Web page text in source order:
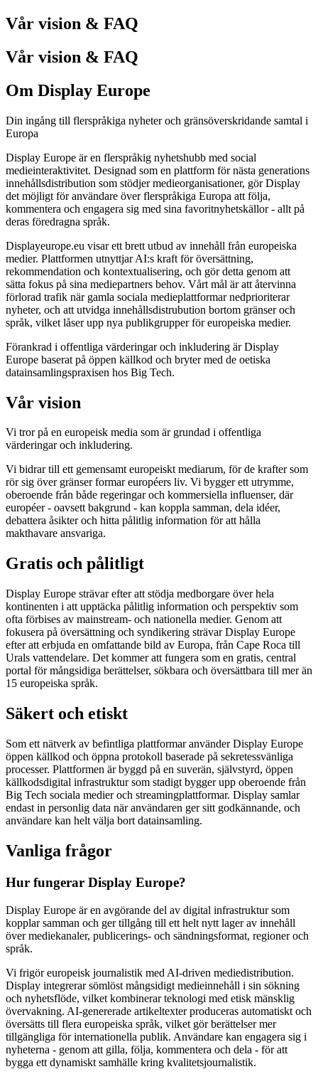
Vår vision & FAQ
Vår vision & FAQ
Om Display Europe
Din ingång till flerspråkiga nyheter och gränsöverskridande samtal i
Europa
Display Europe är en flerspråkig nyhetshubb med social
medieinteraktivitet. Designad som en plattform för nästa generations
innehållsdistribution som stödjer medieorganisationer, gör Display
det möjligt för användare över flerspråkiga Europa att följa,
kommentera och engagera sig med sina favoritnyhetskällor - allt på
deras föredragna språk.
Displayeurope.eu visar ett brett utbud av innehåll från europeiska
medier. Plattformen utnyttjar AI:s kraft för översättning,
rekommendation och kontextualisering, och gör detta genom att
sätta fokus på sina mediepartners behov. Vårt mål är att återvinna
förlorad trafik när gamla sociala medieplattformar nedprioriterar
nyheter, och att utvidga innehållsdistrubution bortom gränser och
språk, vilket låser upp nya publikgrupper för europeiska medier.
Förankrad i offentliga värderingar och inkludering är Display
Europe baserat på öppen källkod och bryter med de oetiska
datainsamlingspraxisen hos Big Tech.
Vår vision
Vi tror på en europeisk media som är grundad i offentliga
värderingar och inkludering.
Vi bidrar till ett gemensamt europeiskt mediarum, för de krafter som
rör sig över gränser formar européers liv. Vi bygger ett utrymme,
oberoende från både regeringar och kommersiella influenser, där
européer - oavsett bakgrund - kan koppla samman, dela idéer,
debattera åsikter och hitta pålitlig information för att hålla
makthavare ansvariga.
Gratis och pålitligt
Display Europe strävar efter att stödja medborgare över hela
kontinenten i att upptäcka pålitlig information och perspektiv som
ofta förbises av mainstream- och nationella medier. Genom att
fokusera på översättning och syndikering strävar Display Europe
efter att erbjuda en omfattande bild av Europa, från Cape Roca till
Urals vattendelare. Det kommer att fungera som en gratis, central
portal för mångsidiga berättelser, sökbara och översättbara till mer än
15 europeiska språk.
Säkert och etiskt
Som ett nätverk av befintliga plattformar använder Display Europe
öppen källkod och öppna protokoll baserade på sekretessvänliga
processer. Plattformen är byggd på en suverän, självstyrd, öppen
källkodsdigital infrastruktur som stadigt bygger upp oberoende från
Big Tech sociala medier och streamingplattformar. Display samlar
endast in personlig data när användaren ger sitt godkännande, och
användare kan helt välja bort datainsamling.
Vanliga frågor
Hur fungerar Display Europe?
Display Europe är en avgörande del av digital infrastruktur som
kopplar samman och ger tillgång till ett helt nytt lager av innehåll
över mediekanaler, publicerings- och sändningsformat, regioner och
språk.
Vi frigör europeisk journalistik med AI-driven mediedistribution.
Display integrerar sömlöst mångsidigt medieinnehåll i sin sökning
och nyhetsflöde, vilket kombinerar teknologi med etisk mänsklig
övervakning. AI-genererade artikeltexter produceras automatiskt och
översätts till flera europeiska språk, vilket gör berättelser mer
tillgängliga för internationella publik. Användare kan engagera sig i
nyheterna - genom att gilla, följa, kommentera och dela - för att
bygga ett dynamiskt samhälle kring kvalitetsjournalistik.